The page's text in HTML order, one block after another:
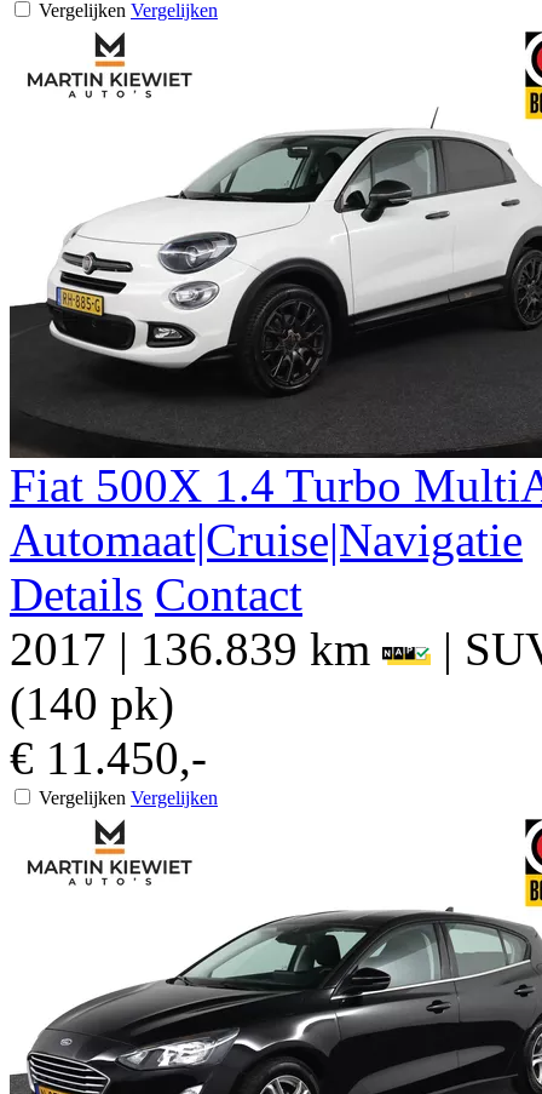
Vergelijken Vergelijken
Fiat 500X 1.4 Turbo
Automaat|Cruise|Navigatie
Details Contact
2017 | 136.839 km |
(140 pk)
€ 11.450,-
Vergelijken Vergelijken